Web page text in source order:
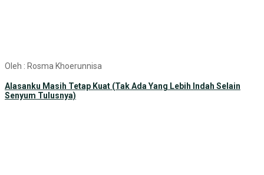
Oleh : Rosma Khoerunnisa
Alasanku Masih Tetap Kuat (Tak Ada Yang Lebih Indah Selain
Senyum Tulusnya)